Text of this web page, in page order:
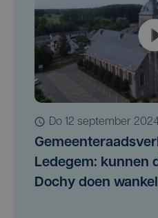
do 12 september
Ledegem: kunnen
Dochy doen